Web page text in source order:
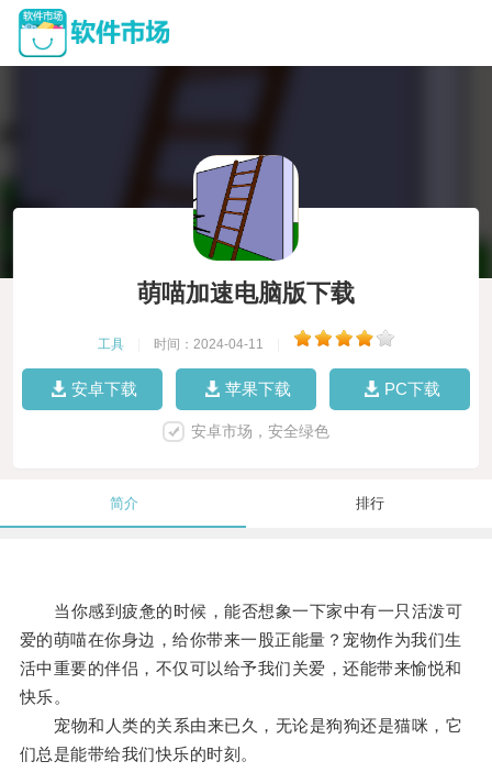
萌喵加速电脑版下载
工具 时间：2024-04-11
安卓下载 苹果下载 PC下载
安卓市场，安全绿色
简介 排行
当你感到疲惫的时候，能否想象一下家中有一只活泼可
爱的萌喵在你身边，给你带来一股正能量？宠物作为我们生
活中重要的伴侣，不仅可以给予我们关爱，还能带来愉悦和
快乐。
宠物和人类的关系由来已久，无论是狗狗还是猫咪，它
们总是能带给我们快乐的时刻。